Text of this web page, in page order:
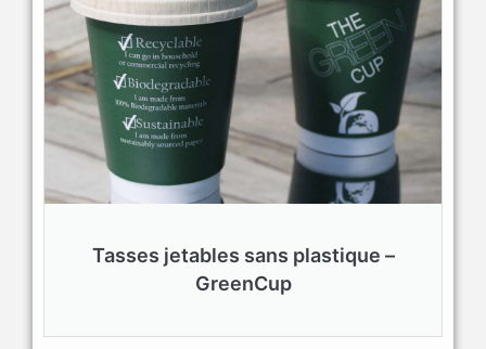
Tasses jetables sans plastique –
GreenCup